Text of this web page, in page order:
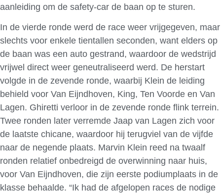
aanleiding om de safety-car de baan op te sturen.
In de vierde ronde werd de race weer vrijgegeven, maar
slechts voor enkele tientallen seconden, want elders op
de baan was een auto gestrand, waardoor de wedstrijd
vrijwel direct weer geneutraliseerd werd. De herstart
volgde in de zevende ronde, waarbij Klein de leiding
behield voor Van Eijndhoven, King, Ten Voorde en Van
Lagen. Ghiretti verloor in de zevende ronde flink terrein.
Twee ronden later verremde Jaap van Lagen zich voor
de laatste chicane, waardoor hij terugviel van de vijfde
naar de negende plaats. Marvin Klein reed na twaalf
ronden relatief onbedreigd de overwinning naar huis,
voor Van Eijndhoven, die zijn eerste podiumplaats in de
klasse behaalde. “Ik had de afgelopen races de nodige